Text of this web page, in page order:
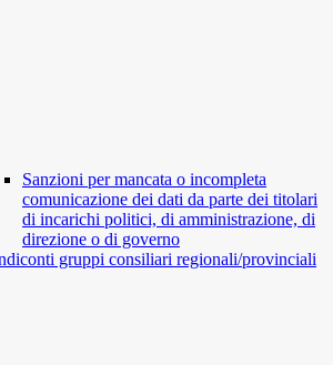
Sanzioni per mancata o incompleta
comunicazione dei dati da parte dei titolari
di incarichi politici, di amministrazione, di
direzione o di governo
gruppi consiliari regionali/provinciali